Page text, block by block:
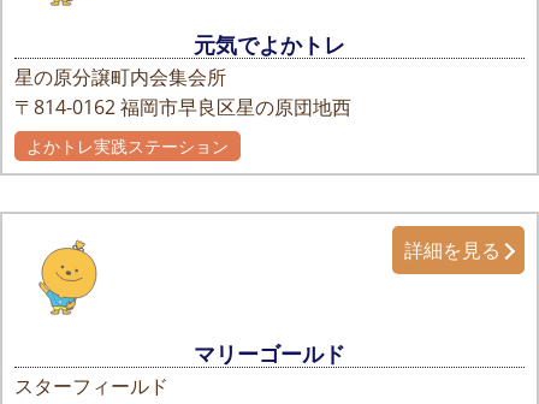
元気でよかトレ
星の原分譲町内会集会所
〒814-0162福岡市早良区星の原団地西
よかトレ実践ステーション
マリーゴールド
スターフィールド
詳細を見る